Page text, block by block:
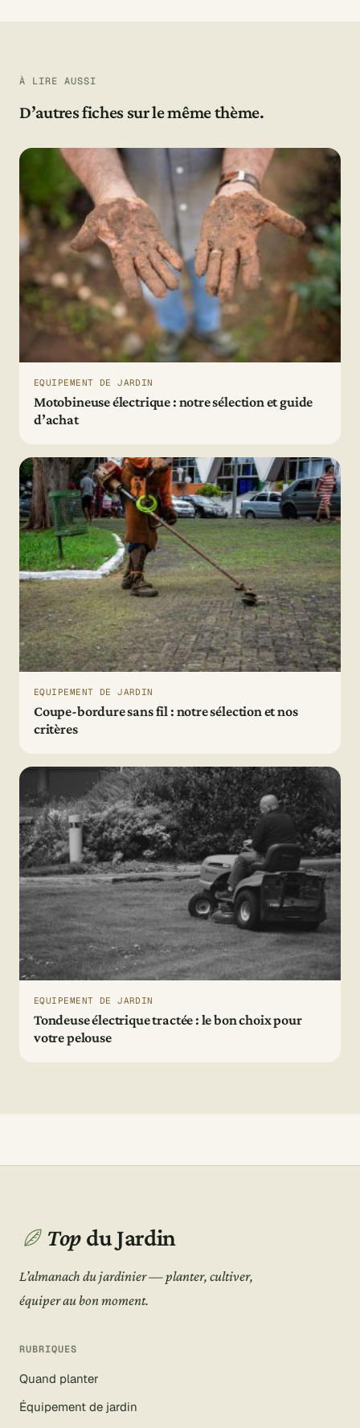
À LIRE AUSSI
D’autres fiches sur le même thème.
EQUIPEMENT DE JARDIN
Motobineuse électrique : notre sélection et guide
d’achat
EQUIPEMENT DE JARDIN
Coupe-bordure sans fil : notre sélection et nos
critères
EQUIPEMENT DE JARDIN
Tondeuse électrique tractée : le bon choix pour
votre pelouse
Top du Jardin
L’almanach du jardinier — planter, cultiver,
équiper au bon moment.
RUBRIQUES
Quand planter
Équipement de jardin